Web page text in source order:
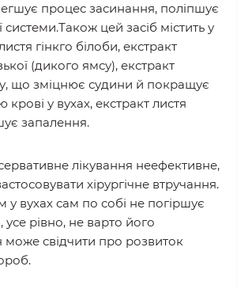
процес засинання, поліпшує
цей засіб містить у
гінкго білоби, екстракт
(дикого ямсу), екстракт
що зміцнює судини й покращує
крові у вухах, екстракт листя
запалення.
лікування неефективне,
хірургічне втручання.
у вухах сам по собі не погіршує
усе рівно, не варто його
може свідчити про розвиток